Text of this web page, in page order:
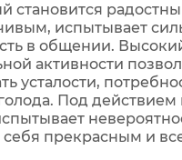
становится
испытывает
в общении.
активности
усталости,
Под действием
себя прекрасным и